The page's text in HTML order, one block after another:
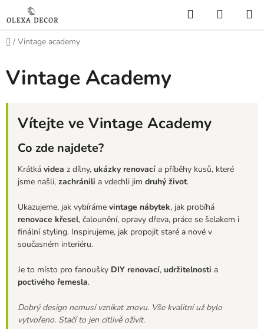
na
obsah
Hledat
KOŠÍK
Domů
/ Vintage academy
Vintage Academy
Vítejte ve Vintage Academy
Co zde najdete?
Krátká videa z dílny, ukázky renovací a příběhy kusů, které
jsme našli, zachránili a vdechli jim druhý život.
Ukazujeme, jak vybíráme vintage nábytek, jak probíhá
renovace křesel, čalounění, opravy dřeva, práce se šelakem i
finální styling. Inspirujeme, jak propojit staré a nové v
současném interiéru.
Je to místo pro fanoušky DIY renovací, udržitelnosti a
poctivého řemesla.
Dobrý design nemusí vznikat znovu. Vše kvalitní už bylo
vytvořeno. Stačí to jen citlivě oživit.